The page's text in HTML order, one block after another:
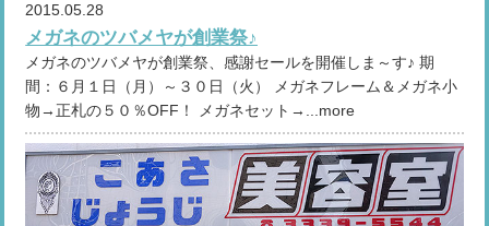
2015.05.28
メガネのツバメヤが創業祭♪
メガネのツバメヤが創業祭、感謝セールを開催しま～す♪ 期
間：６月１日（月）～３０日（火） メガネフレーム＆メガネ小
物→正札の５０％OFF！ メガネセット→...more